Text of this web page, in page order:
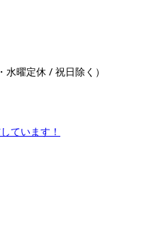
曜定休 / 祝日除く）
ています！